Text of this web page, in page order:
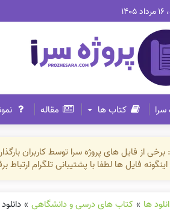
سرا کتاب ها مقاله
برخی از فایل های پروژه سرا توسط کاربران
فایل ها لطفا با پشتیبانی تلگرام
ها » کتاب های درسی و دانشگاهی » دانلود